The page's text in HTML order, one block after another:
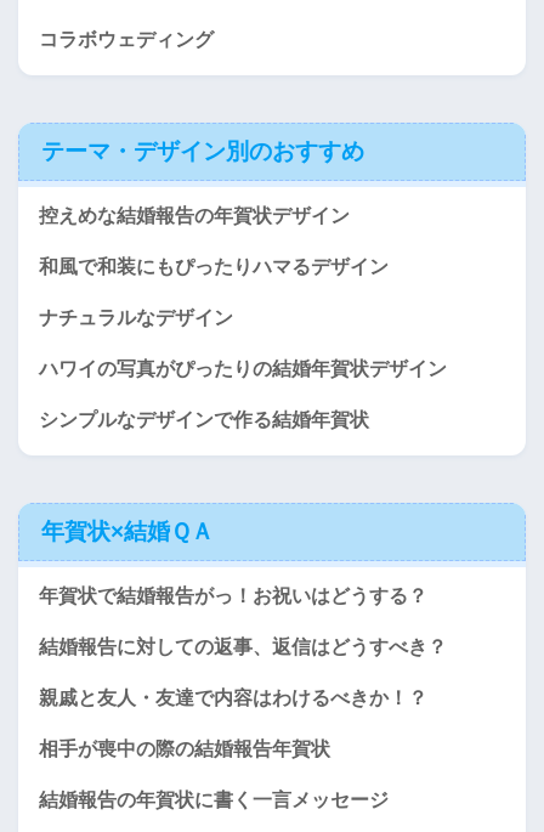
コラボウェディング
テーマ・デザイン別のおすすめ
控えめな結婚報告の年賀状デザイン
和風で和装にもぴったりハマるデザイン
ナチュラルなデザイン
ハワイの写真がぴったりの結婚年賀状デザイン
シンプルなデザインで作る結婚年賀状
年賀状×結婚ＱＡ
年賀状で結婚報告がっ！お祝いはどうする？
結婚報告に対しての返事、返信はどうすべき？
親戚と友人・友達で内容はわけるべきか！？
相手が喪中の際の結婚報告年賀状
結婚報告の年賀状に書く一言メッセージ